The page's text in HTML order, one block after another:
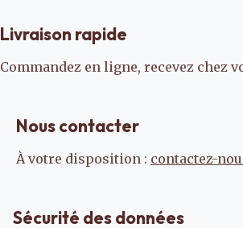
Livraison rapide
Commandez en ligne, recevez chez
Nous contacter
À votre disposition : contactez-
Sécurité des données